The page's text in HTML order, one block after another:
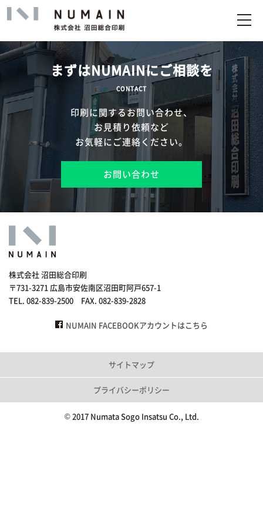
トップ
サービス
実績
企業情報
アップロード
まずはNUMAINにご相談を
CONTACT
印刷に関するお問い合わせ、
お見積り依頼など
お気軽にご連絡ください。
お問い合わせ
株式会社 沼田総合印刷
〒731-3271 広島市安佐南区沼田町阿戸657-1
TEL. 082-839-2500 FAX. 082-839-2828
NUMAIN FACEBOOKアカウントはこちら
サイトマップ
プライバシーポリシー
© 2017 Numata Sogo Insatsu Co., Ltd.